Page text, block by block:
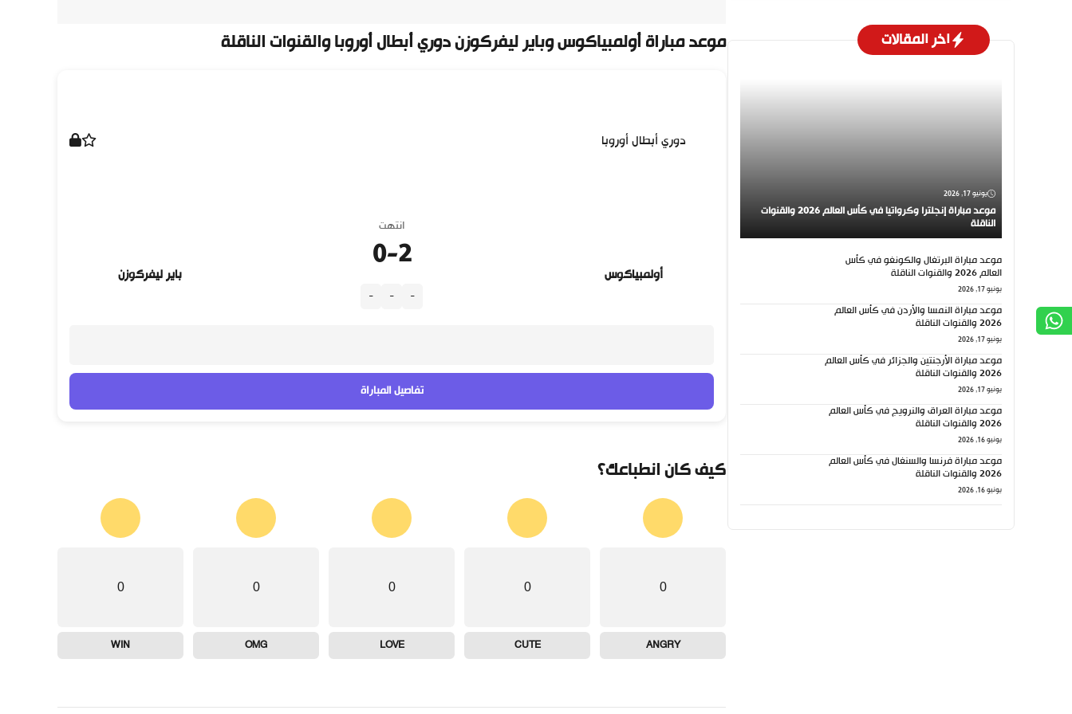
موعد مباراة أولمبياكوس وباير ليفركوزن دوري أبطال أوروبا والقنوات الناقلة
دوري أبطال أوروبا
أولمبياكوس
انتهت
2
-
0
-
-
-
باير ليفركوزن
تفاصيل المباراة
كيف كان انطباعك؟
0
ANGRY
0
CUTE
0
LOVE
0
OMG
0
WIN
اخر المقالات
يونيو 17, 2026
موعد مباراة إنجلترا وكرواتيا في كأس العالم 2026 والقنوات
الناقلة
موعد مباراة البرتغال والكونغو في كأس
العالم 2026 والقنوات الناقلة
يونيو 17, 2026
موعد مباراة النمسا والأردن في كأس العالم
2026 والقنوات الناقلة
يونيو 17, 2026
موعد مباراة الأرجنتين والجزائر في كأس العالم
2026 والقنوات الناقلة
يونيو 17, 2026
موعد مباراة العراق والنرويج في كأس العالم
2026 والقنوات الناقلة
يونيو 16, 2026
موعد مباراة فرنسا والسنغال في كأس العالم
2026 والقنوات الناقلة
يونيو 16, 2026